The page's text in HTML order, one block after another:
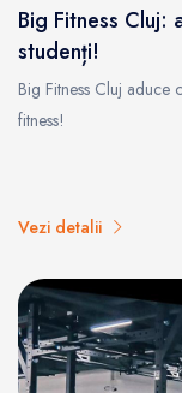
Big Fitness Cluj:
studenți!
Big Fitness Cluj aduce
fitness!
Vezi detalii